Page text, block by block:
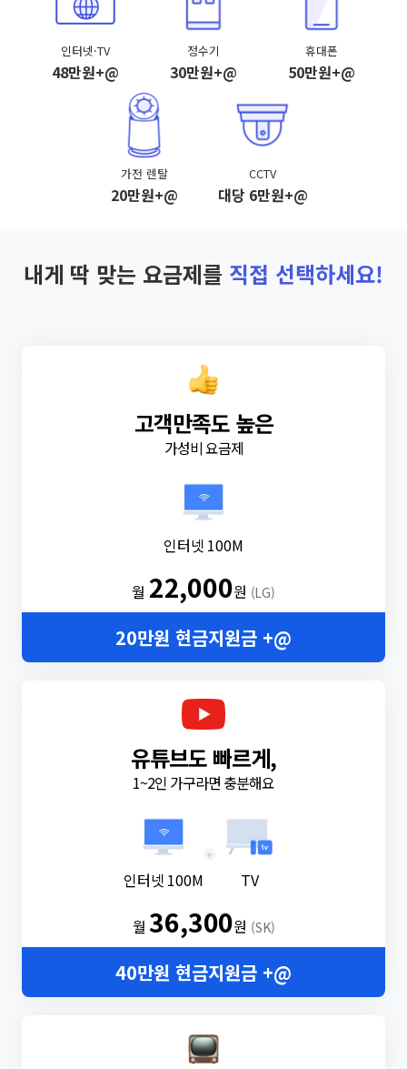
인터넷·TV
48만원+@
정수기
30만원+@
휴대폰
50만원+@
가전 렌탈
20만원+@
CCTV
대당 6만원+@
내게 딱 맞는 요금제를 직접 선택하세요!
고객만족도 높은
가성비 요금제
인터넷 100M
월 22,000원 (LG)
20만원 현금지원금 +@
유튜브도 빠르게,
1~2인 가구라면 충분해요
인터넷 100M
+
TV
월36,300원 (SK)
40만원 현금지원금 +@